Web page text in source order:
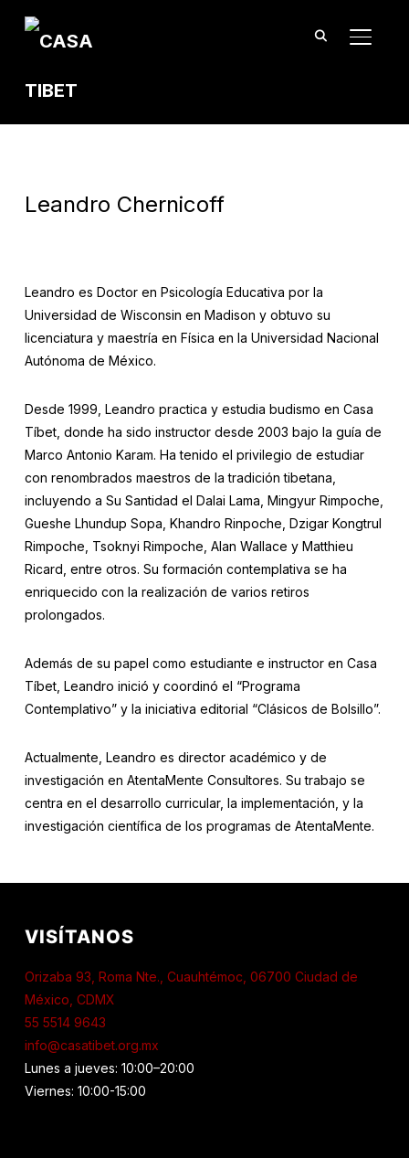
Leandro Chernicoff
Leandro es Doctor en Psicología Educativa por la
Universidad de Wisconsin en Madison y obtuvo su
licenciatura y maestría en Física en la Universidad Nacional
Autónoma de México.
Desde 1999, Leandro practica y estudia budismo en Casa
Tíbet, donde ha sido instructor desde 2003 bajo la guía de
Marco Antonio Karam. Ha tenido el privilegio de estudiar
con renombrados maestros de la tradición tibetana,
incluyendo a Su Santidad el Dalai Lama, Mingyur Rimpoche,
Gueshe Lhundup Sopa, Khandro Rinpoche, Dzigar Kongtrul
Rimpoche, Tsoknyi Rimpoche, Alan Wallace y Matthieu
Ricard, entre otros. Su formación contemplativa se ha
enriquecido con la realización de varios retiros
prolongados.
Además de su papel como estudiante e instructor en Casa
Tíbet, Leandro inició y coordinó el “Programa
Contemplativo” y la iniciativa editorial “Clásicos de Bolsillo”.
Actualmente, Leandro es director académico y de
investigación en AtentaMente Consultores. Su trabajo se
centra en el desarrollo curricular, la implementación, y la
investigación científica de los programas de AtentaMente.
VISÍTANOS
Orizaba 93, Roma Nte., Cuauhtémoc, 06700 Ciudad de
México, CDMX
55 5514 9643
info@casatibet.org.mx
Lunes a jueves: 10:00–20:00
Viernes: 10:00-15:00